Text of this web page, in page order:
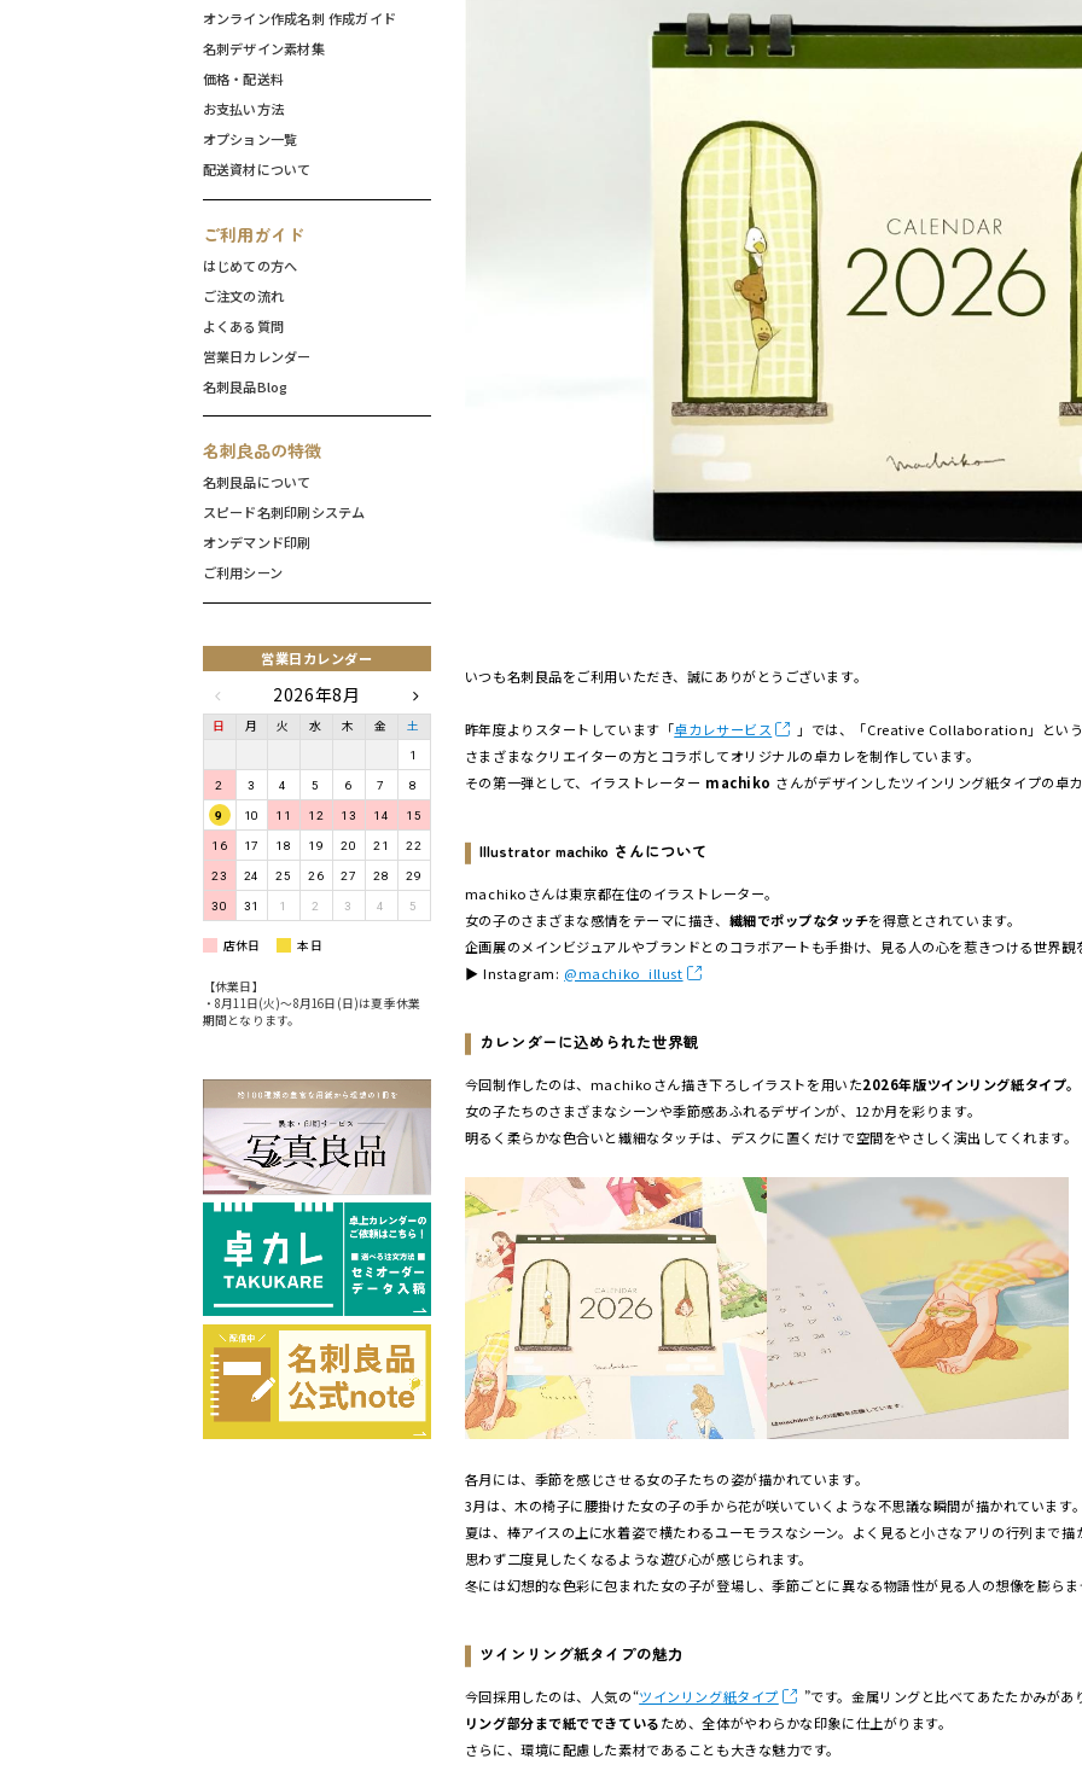
オンライン作成名刺 作成ガイド
名刺デザイン素材集
価格・配送料
お支払い方法
オプション一覧
配送資材について
ご利用ガイド
はじめての方へ
ご注文の流れ
よくある質問
営業日カレンダー
名刺良品Blog
名刺良品の特徴
名刺良品について
スピード名刺印刷システム
オンデマンド印刷
ご利用シーン
営業日カレンダー
2026年8月
日 月 火 水 木 金 土
1
2 3 4 5 6 7 8
9 10 11 12 13 14 15
16 17 18 19 20 21 22
23 24 25 26 27 28 29
30 31 1 2 3 4 5
店休日 本日
【休業日】
・8月11日(火)〜8月16日(日)は夏季休業
期間となります。
いつも名刺良品をご利用いただき、誠にありがとうございます。
昨年度よりスタートしています「卓カレサービス
」では、「Creative Collaboration」という
さまざまなクリエイターの方とコラボしてオリジナルの卓カレを制作しています。
その第一弾として、イラストレーター machiko さんがデザインしたツインリング紙タイプの卓
Illustrator machiko さんについて
machikoさんは東京都在住のイラストレーター。
女の子のさまざまな感情をテーマに描き、 繊細でポップなタッチを得意とされています。
企画展のメインビジュアルやブランドとのコラボアートも手掛け、見る人の心を惹きつける世界観
▶ Instagram: @machiko_illust
カレンダーに込められた世界観
今回制作したのは、machikoさん描き下ろしイラストを用いた2026年版ツインリング紙タイプ。
女の子たちのさまざまなシーンや季節感あふれるデザインが、12か月を彩ります。
明るく柔らかな色合いと繊細なタッチは、デスクに置くだけで空間をやさしく演出してくれます。
各月には、季節を感じさせる女の子たちの姿が描かれています。
3月は、木の椅子に腰掛けた女の子の手から花が咲いていくような不思議な瞬間が描かれています。
夏は、棒アイスの上に水着姿で横たわるユーモラスなシーン。よく見ると小さなアリの行列まで描
思わず二度見したくなるような遊び心が感じられます。
冬には幻想的な色彩に包まれた女の子が登場し、季節ごとに異なる物語性が見る人の想像を膨らま
ツインリング紙タイプの魅力
今回採用したのは、人気の“ツインリング紙タイプ
”です。金属リングと比べてあたたかみがあ
リング部分まで紙でできているため、全体がやわらかな印象に仕上がります。
さらに、環境に配慮した素材であることも大きな魅力です。